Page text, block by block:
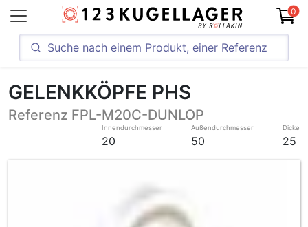
0
GELENKKÖPFE PHS
Referenz FPL-M20C-DUNLOP
Innendurchmesser
20
Außendurchmesser
50
Dicke
25